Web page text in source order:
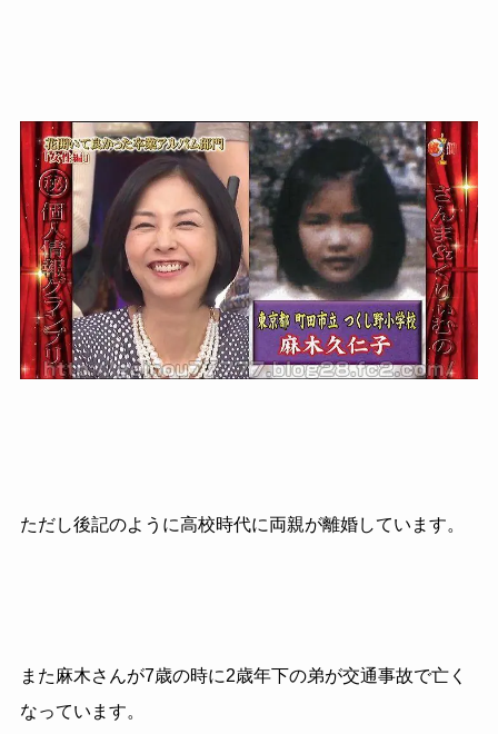
ただし後記のように高校時代に両親が離婚しています。
また麻木さんが7歳の時に2歳年下の弟が交通事故で亡く
なっています。